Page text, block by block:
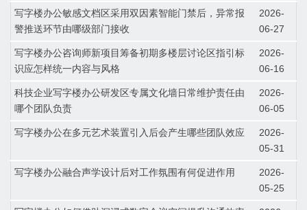
写字楼办公敏感文档区采用双因素智能门禁后，异常报
警推送环节由哪级部门接收
2026-
06-27
写字楼办公咨询师新项目筹备初期多楼层讨论区指引标
识应怎样统一内容与风格
2026-
06-16
科技企业写字楼办公研发区专属文化墙日常维护责任由
哪个团队负责
2026-
06-05
写字楼办公在多元艺术装置引入后会产生哪些团队效应
2026-
05-31
写字楼办公融合声学设计后对工作氛围有何促进作用
2026-
05-25